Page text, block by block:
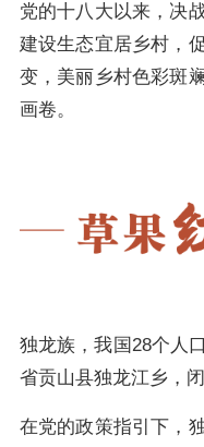
党的十八大以来，决
建设生态宜居乡村，
变，美丽乡村色彩斑
画卷。
独龙族，我国28个人
省贡山县独龙江乡，
在党的政策指引下，